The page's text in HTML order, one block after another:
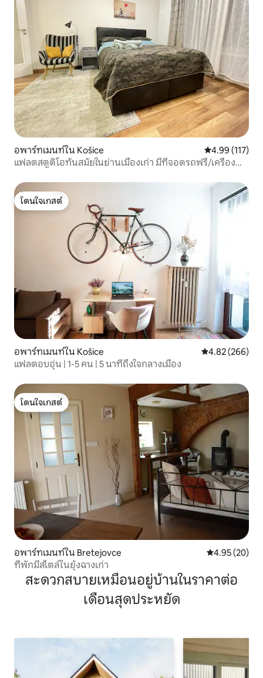
อพาร์ทเมนท์ใน Košice คะแนนเฉลี่ย
4.99 (117)
แฟลตสตูดิโอทันสมัยในย่านเมืองเก่า มีที่จอดรถฟรี/เครื่อง
โดนใจเกสต์
โดนใจเกสต์
อพาร์ทเมนท์ใน Košice คะแนนเฉลี่ย
4.82 (266)
แฟลตอบอุ่น | 1-5 คน | 5 นาทีถึงใจกลางเมือง
โดนใจเกสต์
โดนใจเกสต์
อพาร์ทเมนท์ใน Bretejovce คะแนนเฉลี่ย
4.95 (20)
ที่พักมีสไตล์ในยุ้งฉางเก่า
สะดวกสบายเหมือนอยู่บ้านในราคาต่อ
เดือนสุดประหยัด